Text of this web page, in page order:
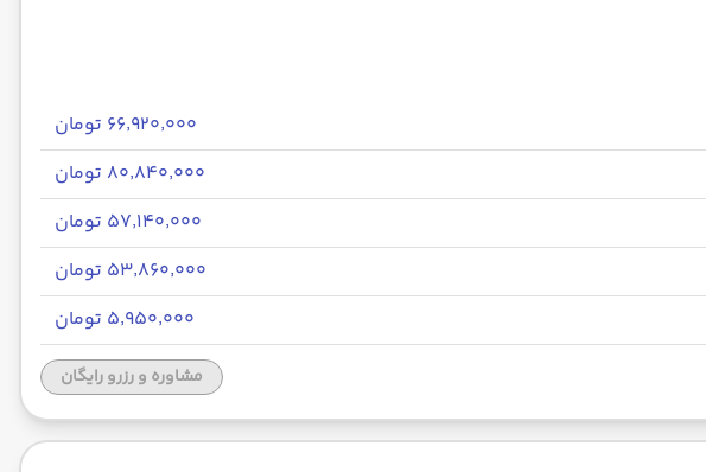
۶۶٬۹۲۰٬۰۰۰ تومان
۸۰٬۸۴۰٬۰۰۰ تومان
۵۷٬۱۴۰٬۰۰۰ تومان
۵۳٬۸۶۰٬۰۰۰ تومان
۵٬۹۵۰٬۰۰۰ تومان
مشاوره و رزرو رایگان